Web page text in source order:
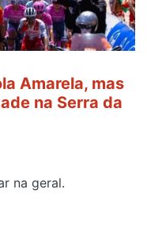
Amarela, mas
na Serra da
na geral.